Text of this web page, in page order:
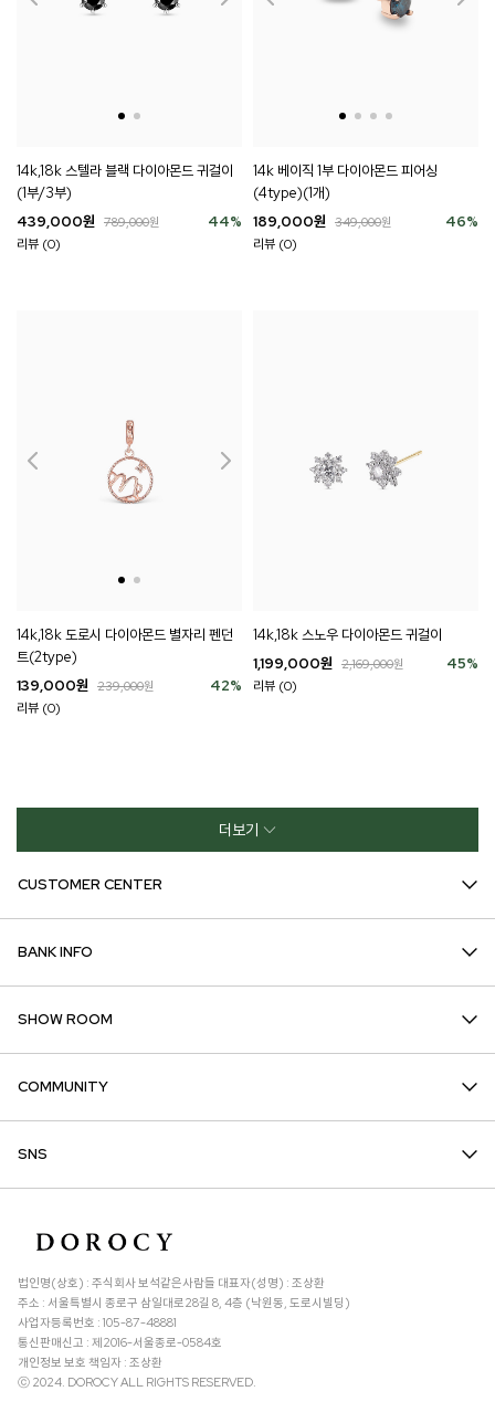
14k,18k 스텔라 블랙 다이아몬드 귀걸이
(1부/3부)
44%
439,000원 789,000원
리뷰 (0)
14k 베이직 1부 다이아몬드 피어싱
(4type)(1개)
46%
189,000원 349,000원
리뷰 (0)
14k,18k 도로시 다이아몬드 별자리 펜던
트(2type)
42%
139,000원 239,000원
리뷰 (0)
14k,18k 스노우 다이아몬드 귀걸이
45%
1,199,000원 2,169,000원
리뷰 (0)
더보기
CUSTOMER CENTER
BANK INFO
SHOW ROOM
COMMUNITY
SNS
법인명(상호) : 주식회사 보석같은사람들 대표자(성명) : 조상환
주소 : 서울특별시 종로구 삼일대로28길 8, 4층 (낙원동, 도로시빌딩)
사업자등록번호 : 105-87-48881
통신판매신고 : 제2016-서울종로-0584호
개인정보 보호 책임자 : 조상환
ⓒ 2024. DOROCY ALL RIGHTS RESERVED.